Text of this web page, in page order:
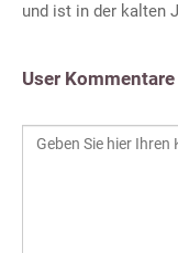
und ist in der kalten
User Kommentare